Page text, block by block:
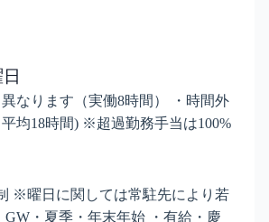
異なります（実働8時間） ・時間外
均18時間) ※超過勤務手当は100%
※曜日に関しては常駐先により若
GW・夏季・年末年始 ・有給・慶